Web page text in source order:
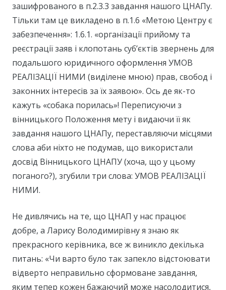
зашифрованого в п.2.3.3 завдання нашого ЦНАПу.
Тільки там це викладено в п.1.6 «Метою Центру є
забезпечення»: 1.6.1. «організації прийому та
реєстрації заяв і клопотань суб’єктів звернень для
подальшого юридичного оформлення УМОВ
РЕАЛІЗАЦІЇ НИМИ (виділене мною) прав, свобод і
законних інтересів за їх заявою». Ось де як-то
кажуть «собака порилась»! Переписуючи з
вінницького Положення мету і видаючи її як
завдання нашого ЦНАПу, переставляючи місцями
слова аби ніхто не подумав, що використали
досвід Вінницького ЦНАПУ (хоча, що у цьому
поганого?), згубили три слова: УМОВ РЕАЛІЗАЦІЇ
НИМИ.
Не дивлячись на те, що ЦНАП у нас працює
добре, а Ларису Володимирівну я знаю як
прекрасного керівника, все ж виникло декілька
питань: «Чи варто було так запекло відстоювати
відверто неправильно сформоване завдання,
яким тепер кожен бажаючий може насолодитися,